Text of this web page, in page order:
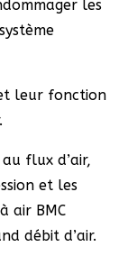
les
leur fonction
flux d’air,
et les
air BMC
débit d’air.